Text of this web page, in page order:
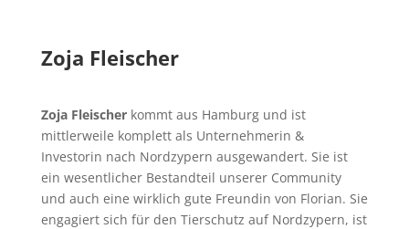
Zoja Fleischer
Zoja Fleischerkommt aus Hamburg und ist
mittlerweile komplett als Unternehmerin &
Investorin nach Nordzypern ausgewandert. Sie ist
ein wesentlicher Bestandteil unserer Community
und auch eine wirklich gute Freundin von Florian. Sie
engagiert sich für den Tierschutz auf Nordzypern, ist